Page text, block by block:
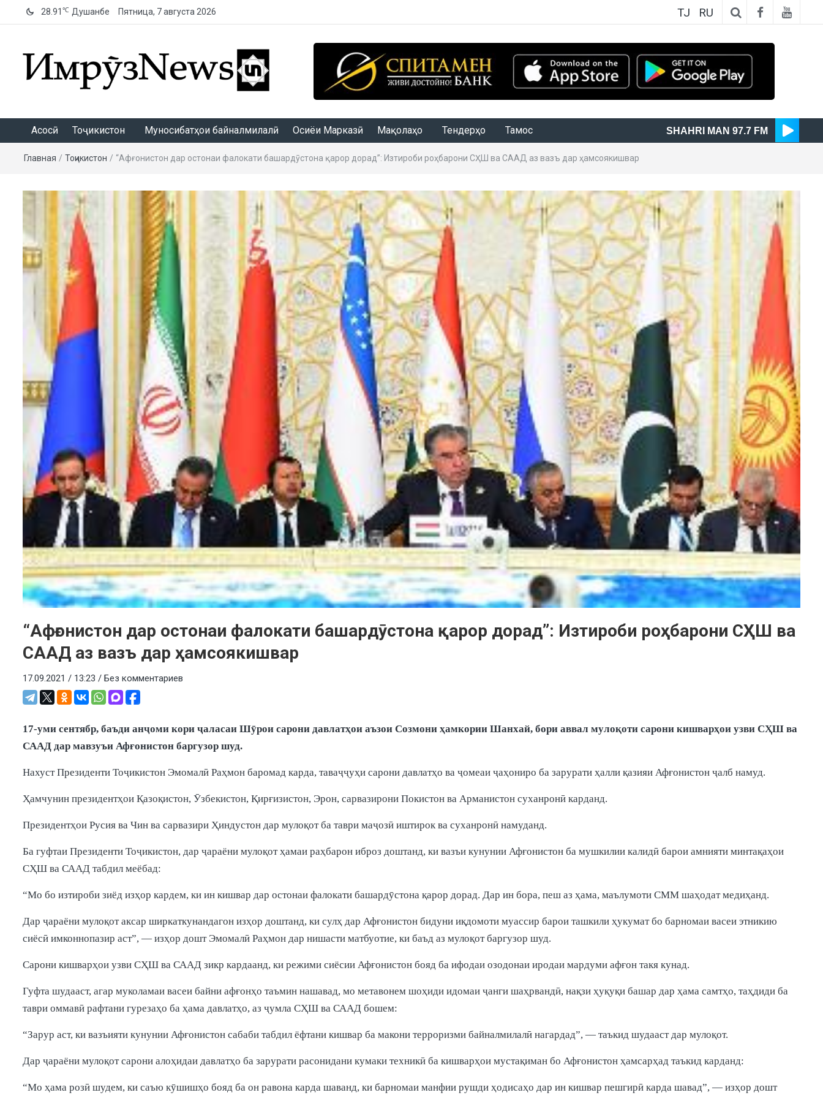
28.91 ℃ Душанбе Пятница, 7 августа 2026 TJ RU
Асосӣ Тоҷикистон Муносибатҳои байналмилалӣ Осиёи Марказӣ Мақолаҳо Тендерҳо Тамос SHAHRI MAN 97.7 FM
Главная / Тоҷикистон / “Афғонистон дар остонаи фалокати башардӯстона қарор дорад”: Изтироби роҳбарони СҲШ ва СААД аз вазъ дар ҳамсоякишвар
“Афғонистон дар остонаи фалокати башардӯстона қарор дорад”: Изтироби роҳбарони СҲШ ва
СААД аз вазъ дар ҳамсоякишвар
17.09.2021 / 13:23 / Без комментариев
17-уми сентябр, баъди анҷоми кори ҷаласаи Шӯрои сарони давлатҳои аъзои Созмони ҳамкории Шанхай, бори аввал мулоқоти сарони кишварҳои узви СҲШ ва
СААД дар мавзуъи Афғонистон баргузор шуд.
Нахуст Президенти Тоҷикистон Эмомалӣ Раҳмон баромад карда, таваҷҷуҳи сарони давлатҳо ва ҷомеаи ҷаҳониро ба зарурати ҳалли қазияи Афғонистон ҷалб намуд.
Ҳамчунин президентҳои Қазоқистон, Ӯзбекистон, Қирғизистон, Эрон, сарвазирони Покистон ва Арманистон суханронӣ карданд.
Президентҳои Русия ва Чин ва сарвазири Ҳиндустон дар мулоқот ба таври маҷозӣ иштирок ва суханронӣ намуданд.
Ба гуфтаи Президенти Тоҷикистон, дар ҷараёни мулоқот ҳамаи раҳбарон иброз доштанд, ки вазъи кунунии Афғонистон ба мушкилии калидӣ барои амнияти минтақаҳои
СҲШ ва СААД табдил меёбад:
“Мо бо изтироби зиёд изҳор кардем, ки ин кишвар дар остонаи фалокати башардӯстона қарор дорад. Дар ин бора, пеш аз ҳама, маълумоти СММ шаҳодат медиҳанд.
Дар ҷараёни мулоқот аксар ширкаткунандагон изҳор доштанд, ки сулҳ дар Афғонистон бидуни иқдомоти муассир барои ташкили ҳукумат бо барномаи васеи этникию
сиёсӣ имконнопазир аст”, — изҳор дошт Эмомалӣ Раҳмон дар нишасти матбуотие, ки баъд аз мулоқот баргузор шуд.
Сарони кишварҳои узви СҲШ ва СААД зикр кардаанд, ки режими сиёсии Афғонистон бояд ба ифодаи озодонаи иродаи мардуми афғон такя кунад.
Гуфта шудааст, агар муколамаи васеи байни афғонҳо таъмин нашавад, мо метавонем шоҳиди идомаи ҷанги шаҳрвандӣ, нақзи ҳуқуқи башар дар ҳама самтҳо, таҳдиди ба
таври оммавӣ рафтани гурезаҳо ба ҳама давлатҳо, аз ҷумла СҲШ ва СААД бошем:
“Зарур аст, ки вазъияти кунунии Афғонистон сабаби табдил ёфтани кишвар ба макони терроризми байналмилалӣ нагардад”, — таъкид шудааст дар мулоқот.
Дар ҷараёни мулоқот сарони алоҳидаи давлатҳо ба зарурати расонидани кумаки техникӣ ба кишварҳои мустақиман бо Афғонистон ҳамсарҳад таъкид карданд:
“Мо ҳама розӣ шудем, ки саъю кӯшишҳо бояд ба он равона карда шаванд, ки барномаи манфии рушди ҳодисаҳо дар ин кишвар пешгирӣ карда шавад”, — изҳор дошт